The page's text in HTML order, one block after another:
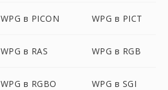
WPG в PICON WPG в PICT
WPG в RAS WPG в RGB
WPG в RGBO WPG в SGI